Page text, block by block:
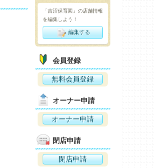
「吉沼保育園」の店舗情報
を編集しよう！
編集する
会員登録
無料会員登録
オーナー申請
オーナー申請
閉店申請
閉店申請